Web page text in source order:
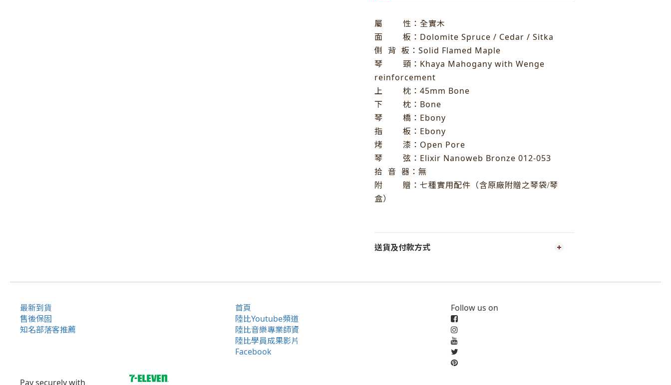
屬
性：全實木
面
板：Dolomite Spruce / Cedar / Sitka
側
背 板： Solid Flamed Maple
琴 頸： Khaya Mahogany with Wenge
reinforcement
上 枕：45mm Bone
下 枕：Bone
琴 橋：Ebony
指 板：Ebony
烤 漆：Open Pore
琴 弦：Elixir Nanoweb Bronze 012-053
拾 音 器：無
附
贈：七種實用配件（含原廠附贈之琴袋/琴
盒）
送貨及付款方式
最新到貨
售後保固
知名部落客推薦
首頁
陸比Youtube頻道
陸比音樂專業師資
陸比學員成果影片
Facebook
Follow us on
Pay securely with